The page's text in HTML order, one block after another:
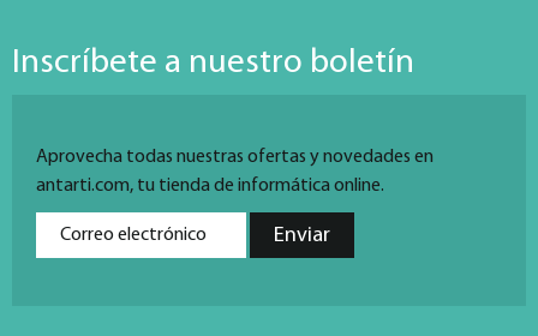
Inscríbete a nuestro boletín
Aprovecha todas nuestras ofertas y novedades en
antarti.com, tu tienda de informática online.